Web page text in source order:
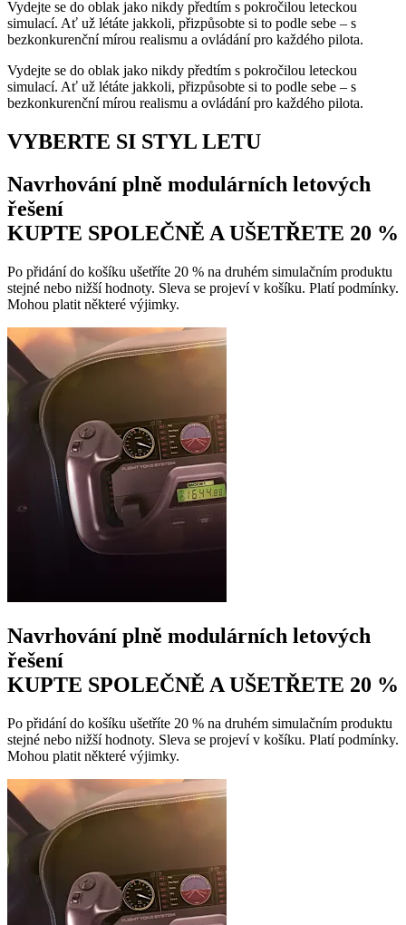
Vydejte se do oblak jako nikdy předtím s pokročilou leteckou
simulací. Ať už létáte jakkoli, přizpůsobte si to podle sebe – s
bezkonkurenční mírou realismu a ovládání pro každého pilota.
Vydejte se do oblak jako nikdy předtím s pokročilou leteckou
simulací. Ať už létáte jakkoli, přizpůsobte si to podle sebe – s
bezkonkurenční mírou realismu a ovládání pro každého pilota.
VYBERTE SI STYL LETU
Navrhování plně modulárních letových
řešení
KUPTE SPOLEČNĚ A UŠETŘETE 20 %
Po přidání do košíku ušetříte 20 % na druhém simulačním produktu
stejné nebo nižší hodnoty. Sleva se projeví v košíku. Platí podmínky.
Mohou platit některé výjimky.
Navrhování plně modulárních letových
řešení
KUPTE SPOLEČNĚ A UŠETŘETE 20 %
Po přidání do košíku ušetříte 20 % na druhém simulačním produktu
stejné nebo nižší hodnoty. Sleva se projeví v košíku. Platí podmínky.
Mohou platit některé výjimky.